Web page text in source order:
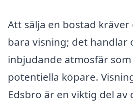
Att sälja en bostad
bara visning; det handlar
inbjudande atmosfär
potentiella köpare.
Edsbro är en viktig del av